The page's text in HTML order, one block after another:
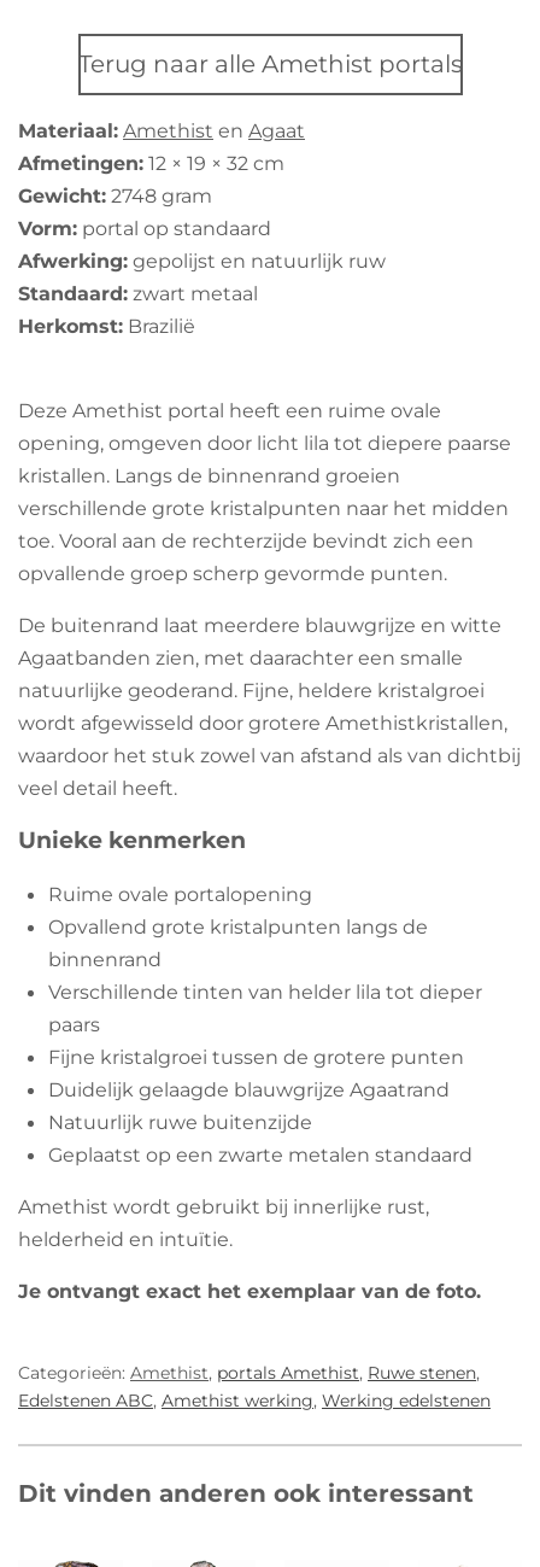
e
n
r
e
n
r
e
n
r
e
n
Terug naar alle Amethist portals
Materiaal: Amethist en Agaat
Afmetingen: 12 × 19 × 32 cm
Gewicht: 2748 gram
Vorm: portal op standaard
Afwerking: gepolijst en natuurlijk ruw
Standaard: zwart metaal
Herkomst: Brazilië
Deze Amethist portal heeft een ruime ovale
opening, omgeven door licht lila tot diepere paarse
kristallen. Langs de binnenrand groeien
verschillende grote kristalpunten naar het midden
toe. Vooral aan de rechterzijde bevindt zich een
opvallende groep scherp gevormde punten.
De buitenrand laat meerdere blauwgrijze en witte
Agaatbanden zien, met daarachter een smalle
natuurlijke geoderand. Fijne, heldere kristalgroei
wordt afgewisseld door grotere Amethistkristallen,
waardoor het stuk zowel van afstand als van dichtbij
veel detail heeft.
Unieke kenmerken
Ruime ovale portalopening
Opvallend grote kristalpunten langs de
binnenrand
Verschillende tinten van helder lila tot dieper
paars
Fijne kristalgroei tussen de grotere punten
Duidelijk gelaagde blauwgrijze Agaatrand
Natuurlijk ruwe buitenzijde
Geplaatst op een zwarte metalen standaard
Amethist wordt gebruikt bij innerlijke rust,
helderheid en intuïtie.
Je ontvangt exact het exemplaar van de foto.
Categorieën: Amethist, portals Amethist, Ruwe stenen,
Edelstenen ABC, Amethist werking, Werking edelstenen
Dit vinden anderen ook interessant